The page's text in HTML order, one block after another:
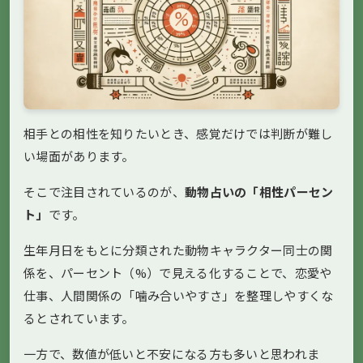
相手との相性を知りたいとき、感覚だけでは判断が難し
い場面があります。
そこで注目されているのが、 動物占いの「相性パーセン
ト」 です。
生年月日をもとに分類された動物キャラクター同士の関
係を、パーセント（%）で見える化することで、恋愛や
仕事、人間関係の「噛み合いやすさ」を整理しやすくな
るとされています。
一方で、数値が低いと不安になる方も多いと思われま